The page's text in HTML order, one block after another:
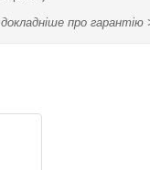
докладніше про гарантію